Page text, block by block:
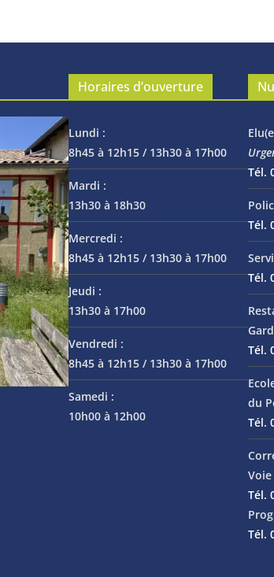
Horaires d’ouverture
Lundi :
8h45 à 12h15 / 13h30 à 17h00
Mardi :
13h30 à 18h30
Mercredi :
8h45 à 12h15 / 13h30 à 17h00
Jeudi :
13h30 à 17h00
Vendredi :
8h45 à 12h15 / 13h30 à 17h00
Samedi :
10h00 à 12h00
Tél.
Tél.
Tél.
Tél.
du
Tél.
Tél.
Tél.